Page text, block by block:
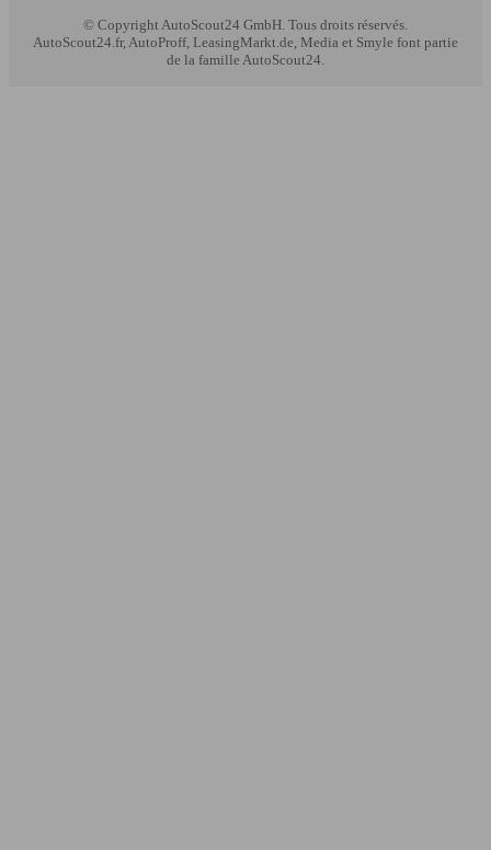
© CopyrightAutoScout24 GmbH. Tous droits réservés.
AutoScout24.fr, AutoProff, LeasingMarkt.de, Media et Smyle font partie
de la famille AutoScout24.